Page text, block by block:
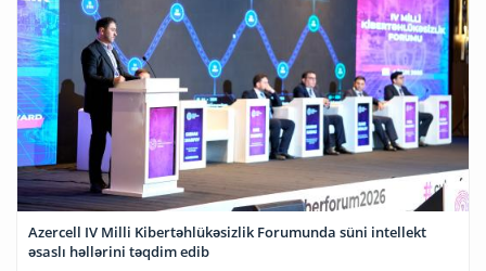
Azercell IV Milli Kibertəhlükəsizlik Forumunda süni intellekt
əsaslı həllərini təqdim edib